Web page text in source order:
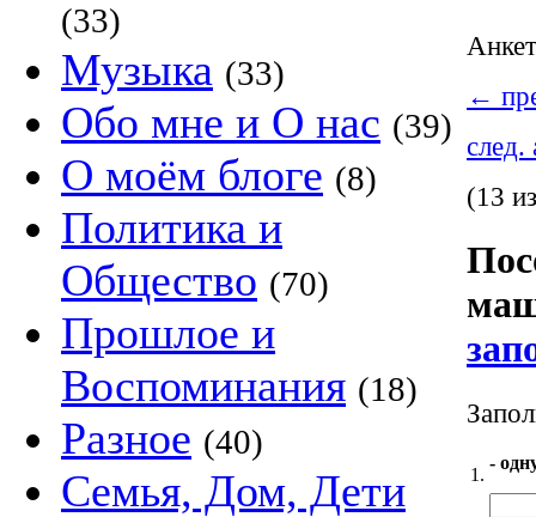
(33)
Музыка (33)
Обо мне и О нас (39)
О моём блоге (8)
Политика и
Общество (70)
Прошлое и
Воспоминания (18)
Разное (40)
Семья, Дом, Дети
←
след.
(13
1.
-